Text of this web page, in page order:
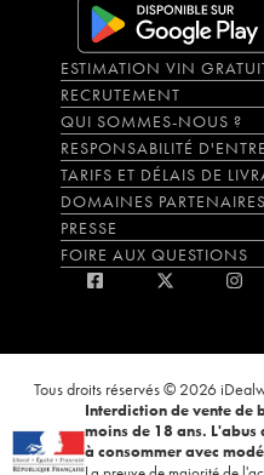
ESTIMATION VIN
RECRUTEMENT
QUI SOMMES-NOUS ?
RESPONSABILITÉ
TARIFS ET DÉLAIS DE
DOMAINES PARTENAIRES
PRESSE
FOIRE AUX QUESTIONS
Tous droits réservés © 2026
Interdiction de vente de
moins de 18 ans.
à consommer avec